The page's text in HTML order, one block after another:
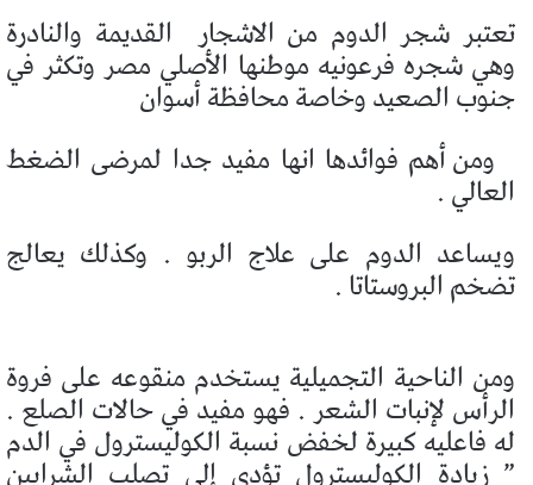
تعتبر شجر الدوم من الاشجار القديمة والنادرة
وهي شجره فرعونيه موطنها الأصلي مصر وتكثر في
جنوب الصعيد وخاصة محافظة أسوان
ومن أهم فوائدها انها مفيد جدا لمرضى الضغط
العالي .
ويساعد الدوم على علاج الربو . وكذلك يعالج
تضخم البروستاتا .
ومن الناحية التجميلية يستخدم منقوعه على فروة
الرأس لإنبات الشعر . فهو مفيد في حالات الصلع .
له فاعليه كبيرة لخفض نسبة الكوليسترول في الدم